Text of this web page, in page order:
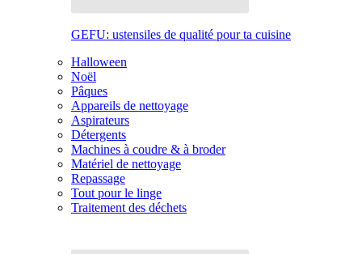
GEFU: ustensiles de qualité pour ta cuisine
Halloween
Noël
Pâques
Appareils de nettoyage
Aspirateurs
Détergents
Machines à coudre & à broder
Matériel de nettoyage
Repassage
Tout pour le linge
Traitement des déchets